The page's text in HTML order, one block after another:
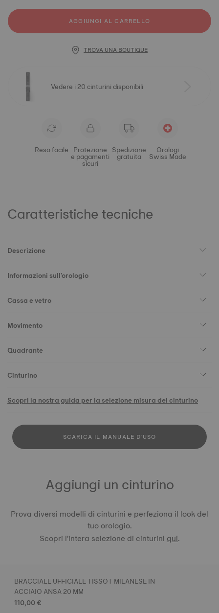
AGGIUNGI AL CARRELLO
TROVA UNA BOUTIQUE
Vedere i 20 cinturini disponibili
Reso facile Protezione
e pagamenti
sicuri
Spedizione
gratuita
Orologi
Swiss Made
Caratteristiche tecniche
Descrizione
Informazioni sull'orologio
Cassa e vetro
Movimento
Quadrante
Cinturino
Scopri la nostra guida per la selezione misura del cinturino
SCARICA IL MANUALE D'USO
Aggiungi un cinturino
Prova diversi modelli di cinturini e perfeziona il look del
tuo orologio.
Scopri l'intera selezione di cinturiniqui.
BRACCIALE UFFICIALE TISSOT MILANESE IN
ACCIAIO ANSA 20 MM
110,00 €